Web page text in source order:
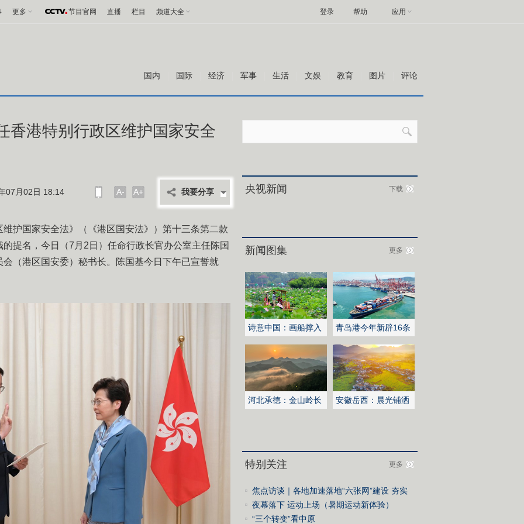
更多 节目官网 直播 栏目 频道大全 帮助 应用
登录
国内 国际 经济 军事 生活 文娱 教育 图片 评论
香港特别行政区维护国家安全
07月02日 18:14 A- A+ 我要分享
护国家安全法》（《港区国安法》）第十三条第二款
提名，今日（7月2日）任命行政长官办公室主任陈国
（港区国安委）秘书长。陈国基今日下午已宣誓就
央视新闻 下载
新闻图集 更多
诗意中国：画船撑入
花深处
青岛港今年新辟16条
国际航线
河北承德：金山岭长
安徽岳西：晨光铺洒
特别关注 更多
焦点访谈｜各地加速落地“六张网”建设 夯实
中国式现代化战略底座
夜幕落下 运动上场（暑期运动新体验）
“三个转变”看中原